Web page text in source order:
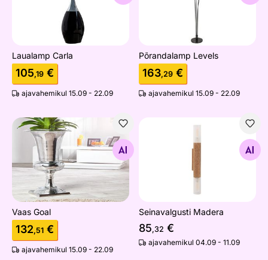
Laualamp Carla
105,19 €
ajavahemikul 15.09 - 22.09
Põrandalamp Levels
163,29 €
ajavahemikul 15.09 - 22.09
Vaas Goal
Otsi sarnaseid
Vaas Goal
132,51 €
ajavahemikul 15.09 - 22.09
Seinavalgusti Madera
Otsi sarnaseid
Seinavalgusti Madera
85,32 €
ajavahemikul 04.09 - 11.09